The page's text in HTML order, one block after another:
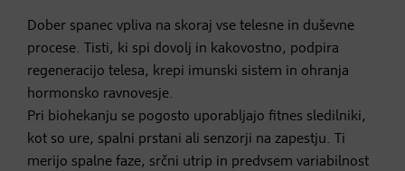
Dober spanec vpliva na skoraj vse telesne in duševne
procese. Tisti, ki spi dovolj in kakovostno, podpira
regeneracijo telesa, krepi imunski sistem in ohranja
hormonsko ravnovesje.
Pri biohekanju se pogosto uporabljajo fitnes sledilniki,
kot so ure, spalni prstani ali senzorji na zapestju. Ti
merijo spalne faze, srčni utrip in predvsem variabilnost